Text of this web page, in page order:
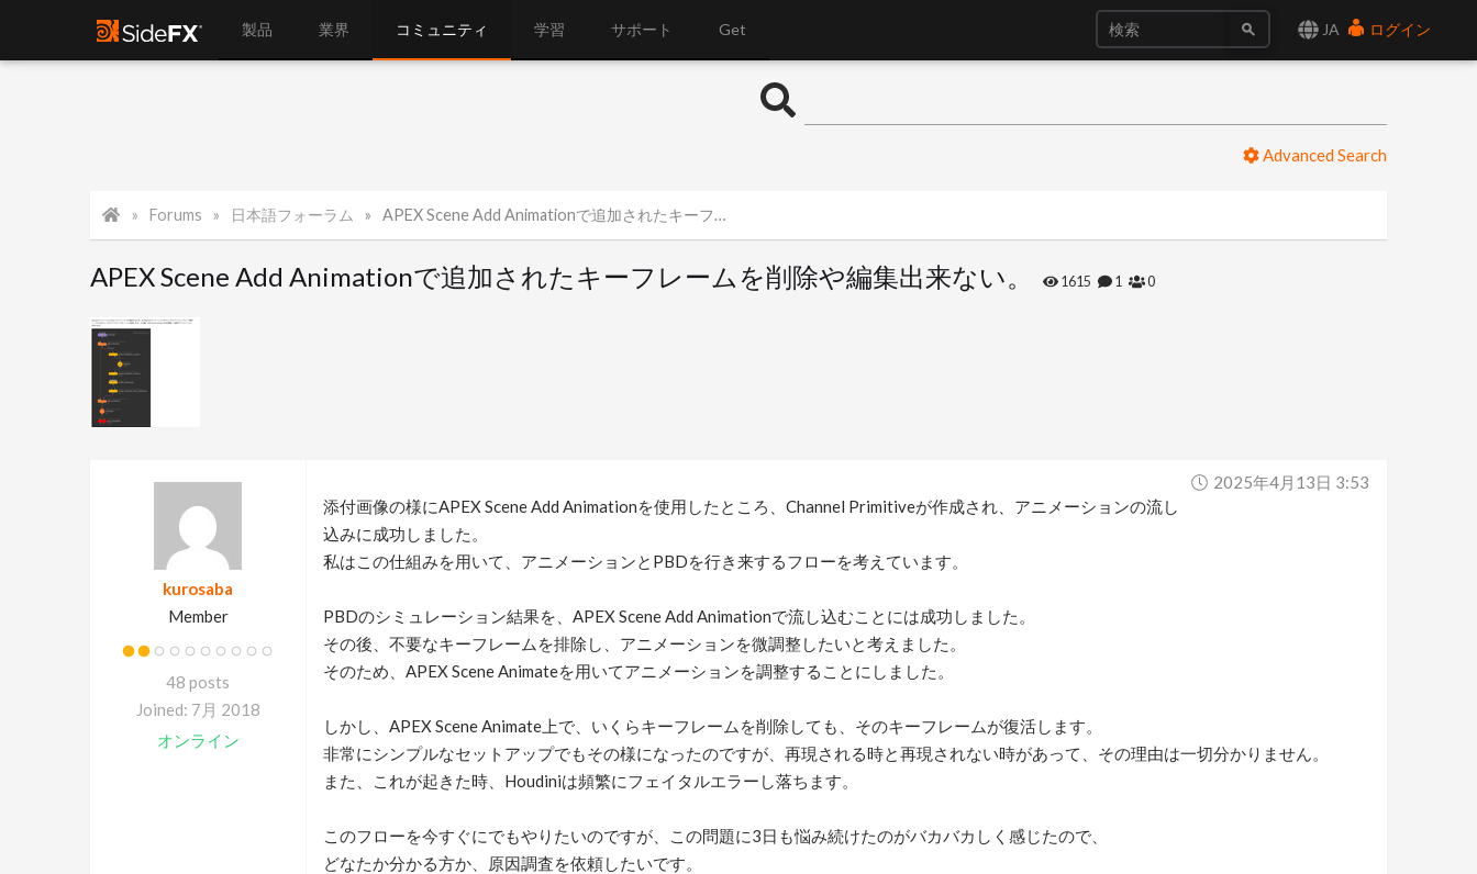
JA ログイン
製品 業界 コミュニティ 学習 サポート Get
Advanced Search
Forums 日本語フォーラム APEX Scene Add Animationで追加されたキーフレームを削除や編集出来ない。
APEX Scene Add Animationで追加されたキーフレームを削除や編集出来ない。 1615 1 0
kurosaba
Member
48 posts
Joined: 7月 2018
オンライン
2025年4月13日 3:53
添付画像の様にAPEX Scene Add Animationを使用したところ、Channel Primitiveが作成され、アニメーションの流し
込みに成功しました。
私はこの仕組みを用いて、アニメーションとPBDを行き来するフローを考えています。
PBDのシミュレーション結果を、APEX Scene Add Animationで流し込むことには成功しました。
その後、不要なキーフレームを排除し、アニメーションを微調整したいと考えました。
そのため、APEX Scene Animateを用いてアニメーションを調整することにしました。
しかし、APEX Scene Animate上で、いくらキーフレームを削除しても、そのキーフレームが復活します。
非常にシンプルなセットアップでもその様になったのですが、再現される時と再現されない時があって、その理由は一切分かりません。
また、これが起きた時、Houdiniは頻繁にフェイタルエラーし落ちます。
このフローを今すぐにでもやりたいのですが、この問題に3日も悩み続けたのがバカバカしく感じたので、
どなたか分かる方か、原因調査を依頼したいです。